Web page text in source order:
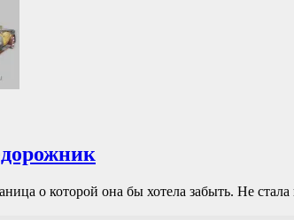
о которой она бы хотела забыть. Не